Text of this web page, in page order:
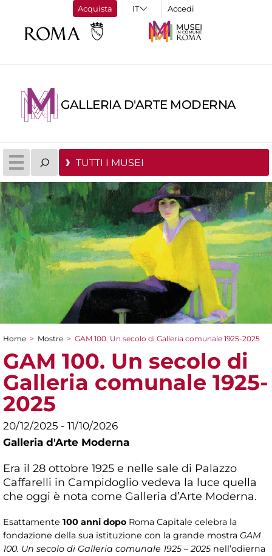
Acquista Accedi
GALLERIA D'ARTE MODERNA
TUTTI I MUSEI
Tu sei qui
Home > Mostre > GAM 100. Un secolo di Galleria comunale 1925-2025
GAM 100. Un secolo di
Galleria comunale 1925-
2025
20/12/2025 - 11/10/2026
Galleria d'Arte Moderna
Era il 28 ottobre 1925 e nelle sale di Palazzo
Caffarelli in Campidoglio vedeva la luce quella
che oggi è nota come Galleria d’Arte Moderna.
Esattamente 100 anni dopo Roma Capitale celebra la
fondazione della sua istituzione con la grande mostra GAM
100. Un secolo di Galleria comunale 1925 – 2025nell’odierna